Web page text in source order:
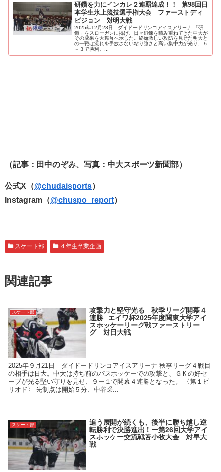
研鑽を力にインカレ２連覇達成！！─第98回日
本学生氷上競技選手権大会 ファーストディ
ビジョン 対明大戦
2025年12月28日 ダイドードリンコアイスアリーナ 「研
鑽」をスローガンに掲げ、日々鍛錬を積み重ねてきた中大が
その成果を大舞台へ示した。終始激しい攻防を見せた明大と
の一戦は流れを手放さない粘り強さと高い集中力が光り、５
－３で勝利。...
（記事：田中のぞみ、写真：中大スポーツ新聞部）
公式X（@chudaisports）
Instagram（@chuspo_report）
スケート部 ４年生卒業企画
関連記事
スケート部
攻撃力と堅守光る 秋季リーグ開幕４
連勝─エイワ杯2025年度関東大学アイ
スホッケーリーグ戦ファーストリー
グ 対日大戦
2025年９月21日 ダイドードリンコアイスアリーナ 秋季リーグ４戦目
の相手は日大。中大は持ち前のパスホッケーでの攻撃と、ＧＫの好セ
ーブが光る堅い守りを見せ、９ー１で開幕４連勝となった。 〈第１ピ
リオド〉 先制点は開始５分、中谷采...
スケート部
追う展開が続くも、後半に勝ち越し逆
転勝利で決勝進出！ー第26回大学アイ
スホッケー交流戦苫小牧大会 対早大
戦